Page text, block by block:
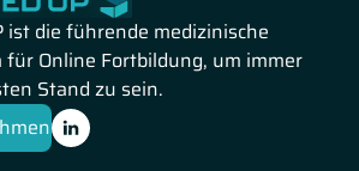
ist die führende medizinische
Online Fortbildung, um immer
Stand zu sein.